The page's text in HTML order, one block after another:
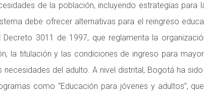
de la población, incluyendo estrategias para
debe ofrecer alternativas para el reingreso
3011 de 1997, que reglamenta la
la titulación y las condiciones de ingreso para
del adulto. A nivel distrital, Bogotá ha
como “Educación para jóvenes y adultos”,